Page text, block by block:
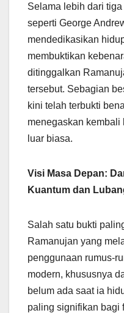
Selama lebih dari
seperti George
mendedikasikan
membuktikan
ditinggalkan
tersebut. Sebagian
kini telah terbukti
menegaskan
luar biasa.
Visi Masa Depan:
Kuantum dan
Salah satu bukti
Ramanujan yang
penggunaan rumus-
modern, khususnya
belum ada saat ia
paling signifikan bagi